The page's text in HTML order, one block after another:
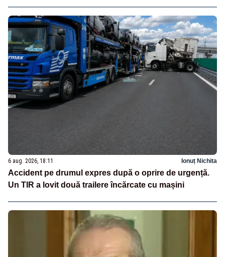
6 aug. 2026, 18:11 Ionuț Nichita
Accident pe drumul expres după o oprire de urgență.
Un TIR a lovit două trailere încărcate cu mașini